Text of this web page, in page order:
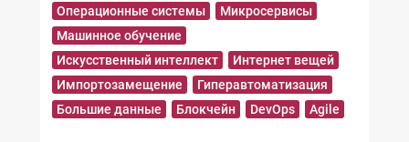
Операционные системы
Микросервисы
Машинное обучение
Искусственный интеллект
Интернет вещей
Импортозамещение
Гиперавтоматизация
Большие данные
Блокчейн DevOps Agile